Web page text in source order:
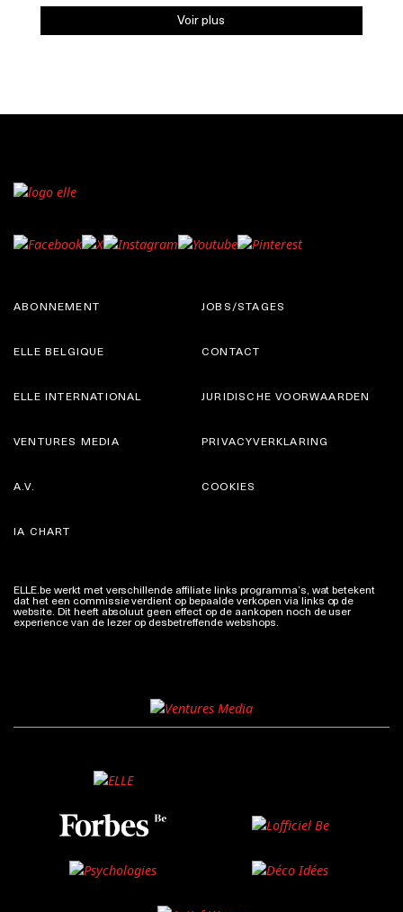
Voir plus
ABONNEMENT
ELLE BELGIQUE
JOBS/STAGES
CONTACT
ELLE INTERNATIONAL
VENTURES MEDIA
JURIDISCHE VOORWAARDEN
PRIVACYVERKLARING
A.V.
IA CHART
COOKIES
ELLE.be werkt met verschillende affiliate links programma’s, wat betekent
dat het een commissie verdient op bepaalde verkopen via links op de
website. Dit heeft absoluut geen effect op de aankopen noch de user
experience van de lezer op desbetreffende webshops.